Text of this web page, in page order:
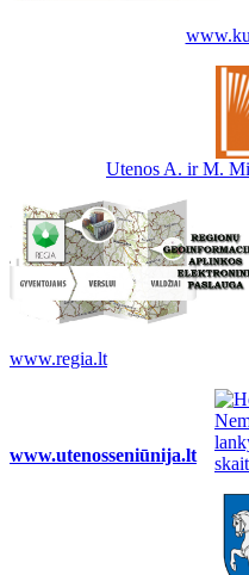
Utenos A. ir M.
www.regia.lt
www.utenosseniūnija.lt